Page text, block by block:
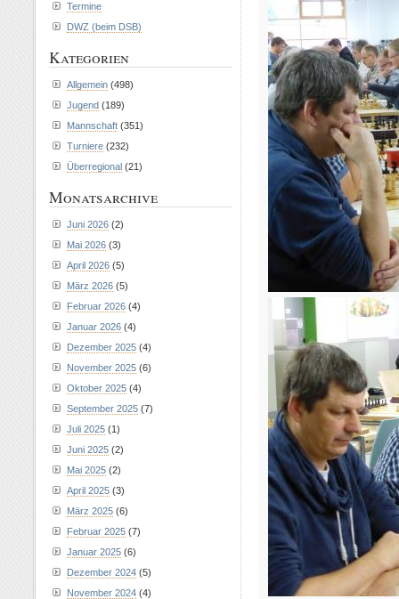
Termine
DWZ (beim DSB)
Kategorien
Allgemein (498)
Jugend (189)
Mannschaft (351)
Turniere (232)
Überregional (21)
Monatsarchive
Juni 2026 (2)
Mai 2026 (3)
April 2026 (5)
März 2026 (5)
Februar 2026 (4)
Januar 2026 (4)
Dezember 2025 (4)
November 2025 (6)
Oktober 2025 (4)
September 2025 (7)
Juli 2025 (1)
Juni 2025 (2)
Mai 2025 (2)
April 2025 (3)
März 2025 (6)
Februar 2025 (7)
Januar 2025 (6)
Dezember 2024 (5)
November 2024 (4)